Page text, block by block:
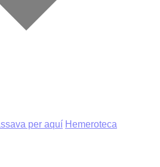
per aquí Hemeroteca